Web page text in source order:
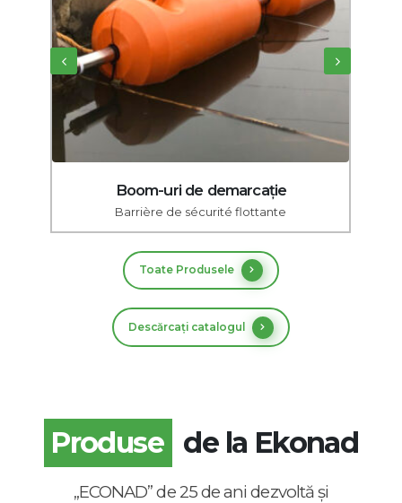
Boom-uri de demarcație
Barrière de sécurité flottante
Toate Produsele
Descărcați catalogul
Produse de la Ekonad
„ECONAD” de 25 de ani dezvoltă și